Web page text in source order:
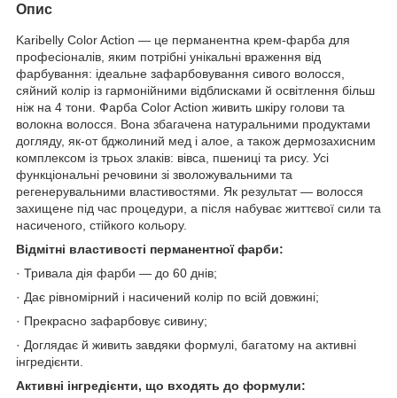
Опис
Karibelly Color Action — це перманентна крем-фарба для
професіоналів, яким потрібні унікальні враження від
фарбування: ідеальне зафарбовування сивого волосся,
сяйний колір із гармонійними відблисками й освітлення більш
ніж на 4 тони. Фарба Color Action живить шкіру голови та
волокна волосся. Вона збагачена натуральними продуктами
догляду, як-от бджолиний мед і алое, а також дермозахисним
комплексом із трьох злаків: вівса, пшениці та рису. Усі
функціональні речовини зі зволожувальними та
регенерувальними властивостями. Як результат — волосся
захищене під час процедури, а після набуває життєвої сили та
насиченого, стійкого кольору.
Відмітні властивості перманентної фарби:
· Тривала дія фарби — до 60 днів;
· Дає рівномірний і насичений колір по всій довжині;
· Прекрасно зафарбовує сивину;
· Доглядає й живить завдяки формулі, багатому на активні
інгредієнти.
Активні інгредієнти, що входять до формули: